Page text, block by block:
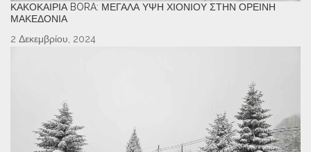
ΚΑΚΟΚΑΙΡΊΑ BORA: ΜΕΓΆΛΑ ΎΨΗ ΧΙΟΝΙΟΎ ΣΤΗΝ ΟΡΕΙΝΉ
ΜΑΚΕΔΟΝΊΑ
2 Δεκεμβρίου, 2024